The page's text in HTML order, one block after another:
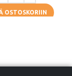
OSTOSKORIIN